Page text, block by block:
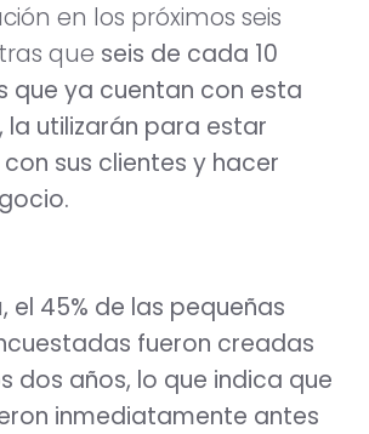
en los próximos seis
que seis de cada 10
que ya cuentan con esta
la utilizarán para estar
sus clientes y hacer
, el 45% de las pequeñas
fueron creadas
dos años, lo que indica que
inmediatamente antes